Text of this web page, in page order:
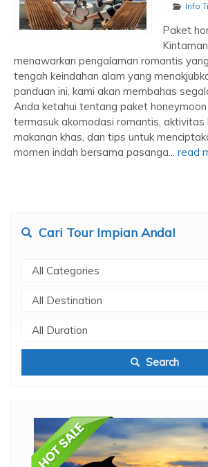
Info
Paket
menawarkan pengalaman romantis
tengah keindahan alam yang
panduan ini, kami akan membahas
Anda ketahui tentang paket honeymoon
termasuk akomodasi romantis, aktivitas
makanan khas, dan tips untuk
momen indah bersama pasanga... read
Cari Tour Impian Anda!
Search